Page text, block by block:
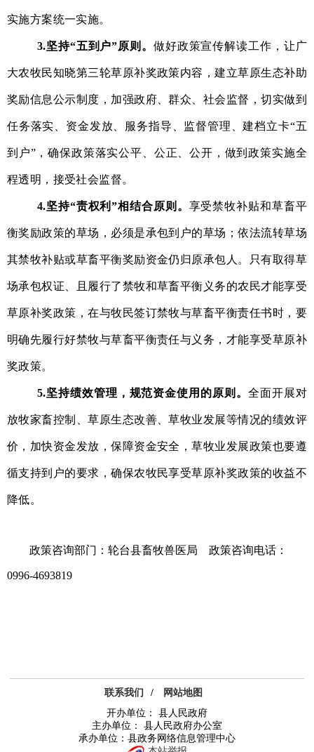
实施方案统一实施。
3.坚持“五到户”原则。 做好政策宣传解读工作 ， 让广
大农牧民知晓第三轮草原补奖政策内容，建立草原生态补助
奖励信息公示制度，加强政府、群众、社会监督，切实做到
任务落实、资金发放、服务指导、监督管理、建档立卡“五
到户”，确保政策落实公平、公正、公开，做到政策实施全
程透明，接受社会监督。
4.坚持“责权利”相结合原则。 享受禁牧补贴和草畜平
衡奖励政策的草场，必须是承包到户的草场 ；依法流转草场
其禁牧补贴或草畜平衡奖励资金仍归原承包人。只有取得草
场承包权证、且履行了禁牧和草畜平衡义务的农民才能享受
草原补奖政策 ，在与牧民签订禁牧与草畜平衡责任书时，要
明确先履行好禁牧与草畜平衡责任与义务，才能享受草原补
奖政策。
5.坚持绩效管理，规范资金使用的原则 。 全面开展对
放牧家畜控制、草原生态改善、草牧业发展等情况的绩效评
价，加快资金发放，保障资金安全，草牧业发展政策也要遵
循支持到户的要求，确保农牧民享受草原补奖政策的收益不
降低。
政策咨询部门：轮台县畜牧兽医局 政策咨询电话：
0996-4693819
联系我们 /
网站地图
开办单位： 县人民政府
主办单位： 县人民政府办公室
承办单位：县政务网络信息管理中心